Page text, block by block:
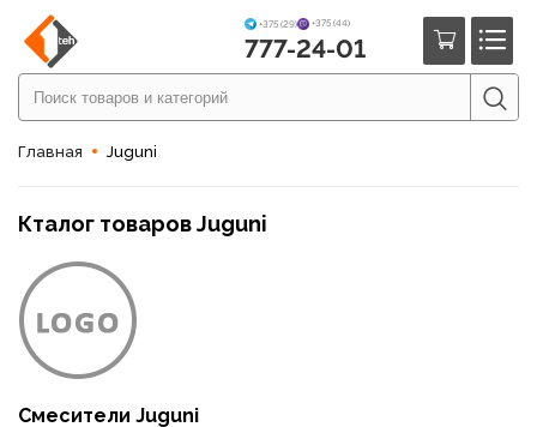
+375 (29) +375 (44)
777-24-01
Главная Juguni
Кталог товаров Juguni
Смесители Juguni